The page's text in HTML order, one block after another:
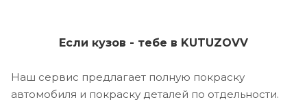
Если кузов - тебе в KUTUZOVV
Наш сервис предлагает полную покраску
автомобиля и покраску деталей по отдельности.